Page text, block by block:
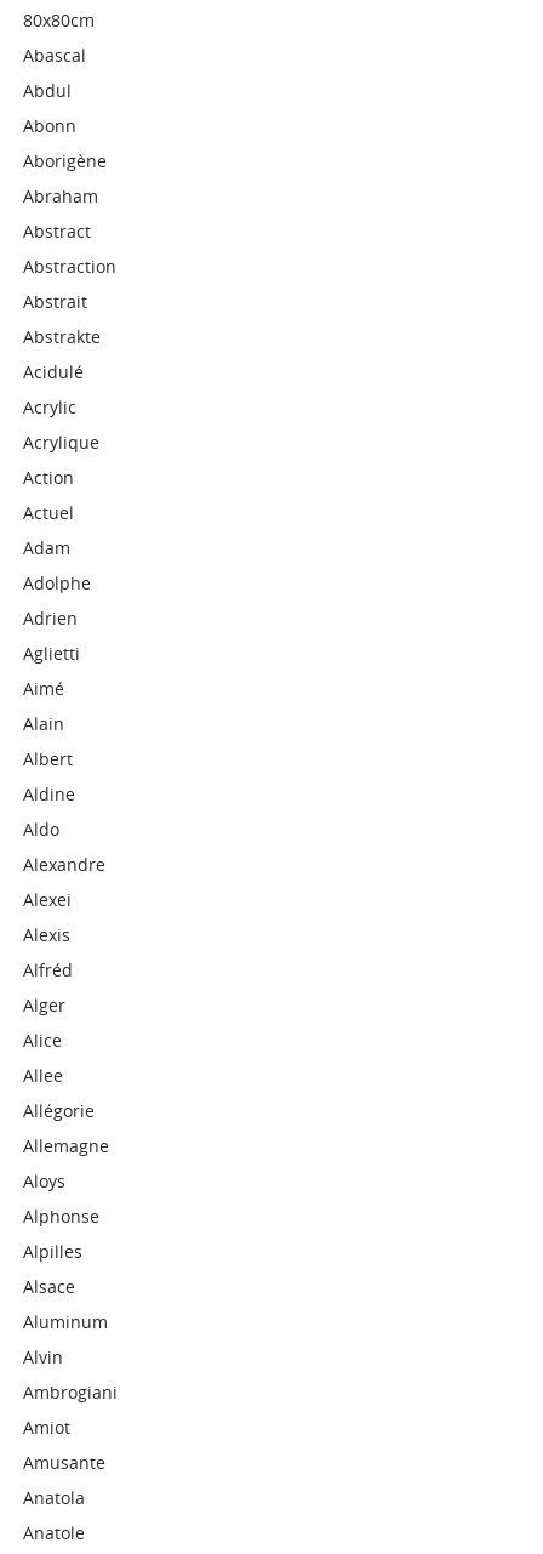
80x80cm
Abascal
Abdul
Abonn
Aborigène
Abraham
Abstract
Abstraction
Abstrait
Abstrakte
Acidulé
Acrylic
Acrylique
Action
Actuel
Adam
Adolphe
Adrien
Aglietti
Aimé
Alain
Albert
Aldine
Aldo
Alexandre
Alexei
Alexis
Alfréd
Alger
Alice
Allee
Allégorie
Allemagne
Aloys
Alphonse
Alpilles
Alsace
Aluminum
Alvin
Ambrogiani
Amiot
Amusante
Anatola
Anatole